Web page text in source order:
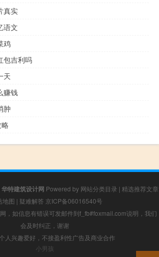
真实
语文
鸡
包吉利吗
天
赚钱
肿
华特建筑设计网 Powered by 网站分类目录 | 精选推荐文章
地图 | 疑难解答 京ICP备06016540号
，如信息有错误可发邮件到f_fb#foxmail.com说明，我们
会及时纠正，谢谢
人兴趣爱好，不接盈利性广告及商业合作
小男孩